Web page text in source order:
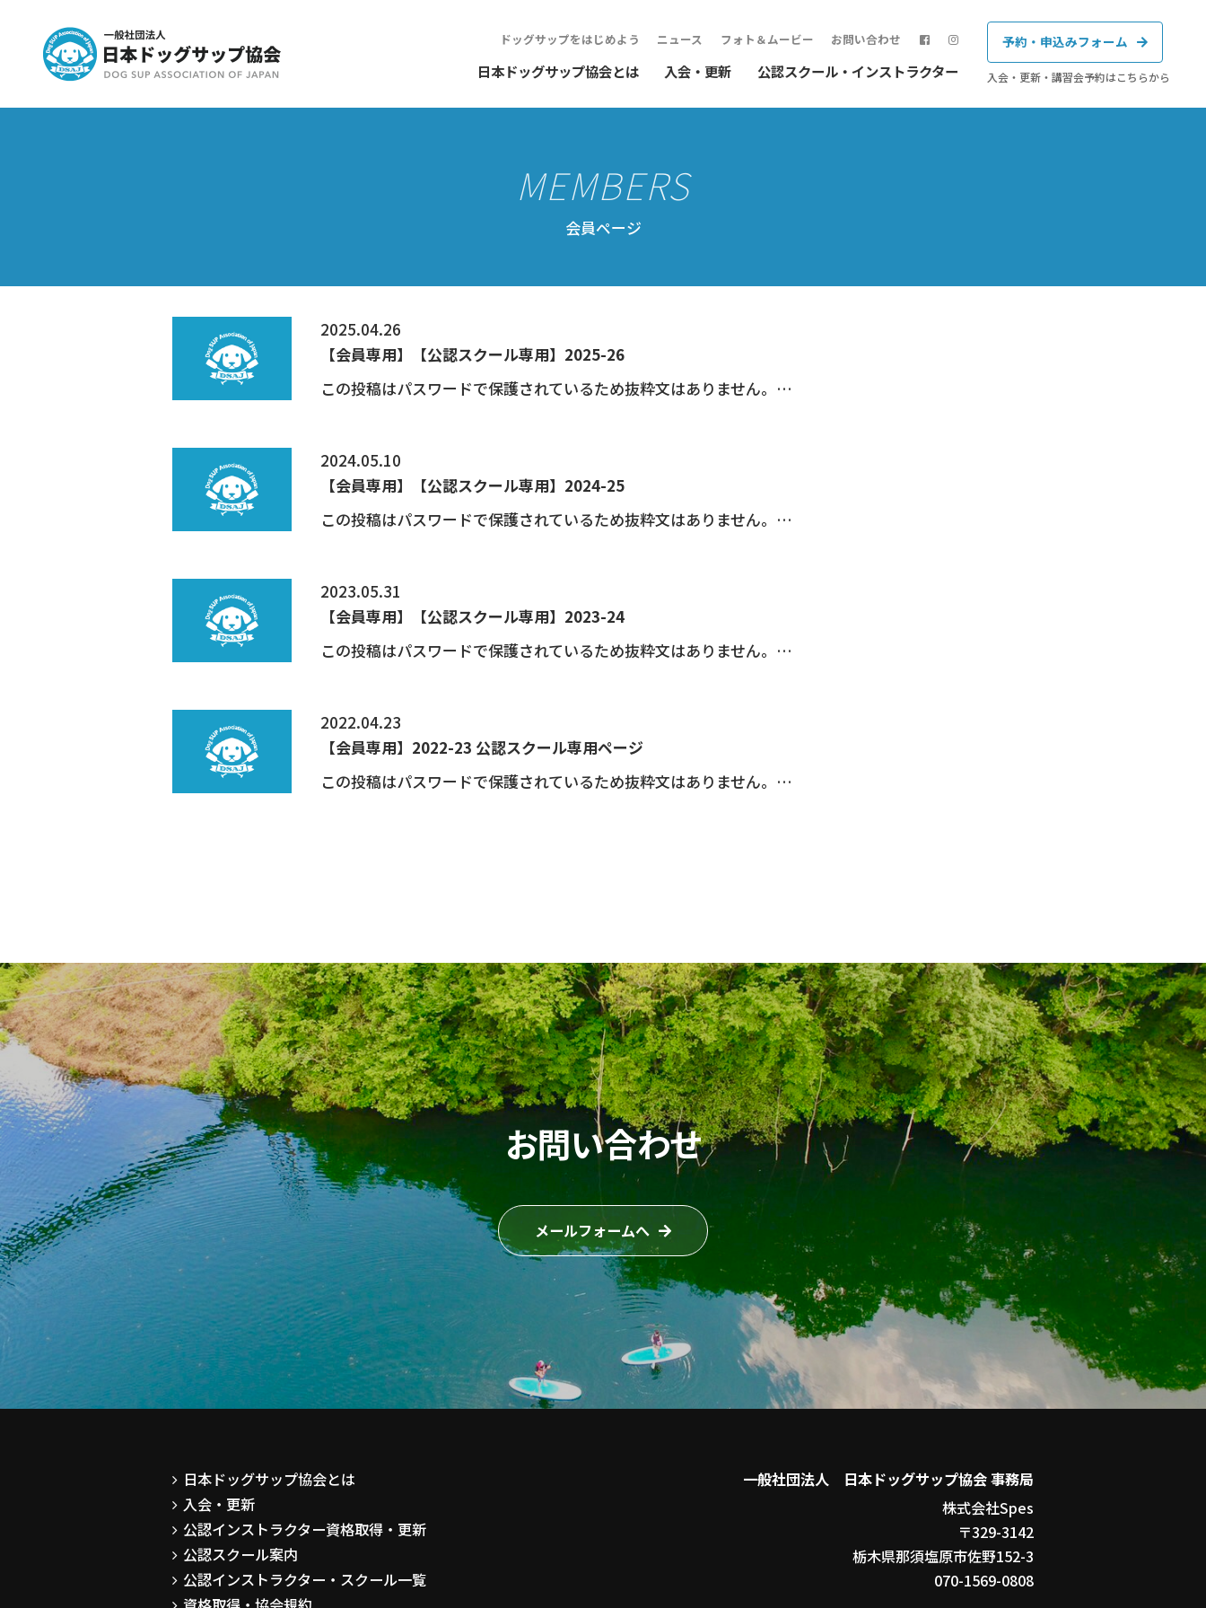
日本ドッグサップ協会とは 入会・更新 公認スクール・インストラクター
ドッグサップをはじめよう ニュース フォト＆ムービー お問い合わせ 予約・申込みフォーム
入会・更新・講習会予約はこちらから
会員ページ
2025.04.26
【会員専用】【公認スクール専用】2025-26
この投稿はパスワードで保護されているため抜粋文はありません。…
2024.05.10
【会員専用】【公認スクール専用】2024-25
この投稿はパスワードで保護されているため抜粋文はありません。…
2023.05.31
【会員専用】【公認スクール専用】2023-24
この投稿はパスワードで保護されているため抜粋文はありません。…
2022.04.23
【会員専用】2022-23 公認スクール専用ページ
この投稿はパスワードで保護されているため抜粋文はありません。…
お問い合わせ
メールフォームへ
日本ドッグサップ協会とは
入会・更新
公認インストラクター資格取得・更新
公認スクール案内
公認インストラクター・スクール一覧
一般社団法人 日本ドッグサップ協会 事務局
株式会社Spes
〒329-3142
栃木県那須塩原市佐野152-3
070-1569-0808